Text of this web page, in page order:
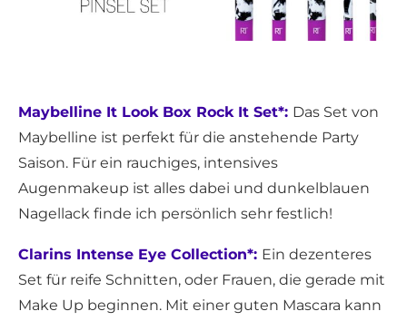
Maybelline It Look Box Rock It Set*: Das Set von
Maybelline ist perfekt für die anstehende Party
Saison. Für ein rauchiges, intensives
Augenmakeup ist alles dabei und dunkelblauen
Nagellack finde ich persönlich sehr festlich!
Clarins Intense Eye Collection*: Ein dezenteres
Set für reife Schnitten, oder Frauen, die gerade mit
Make Up beginnen. Mit einer guten Mascara kann